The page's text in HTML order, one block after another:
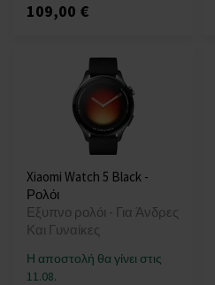
109,00 €
Xiaomi Watch 5 Black -
Ρολόι
Εξυπνο ρολόι - Για Άνδρες
Και Γυναίκες
Η αποστολή θα γίνει στις
11.08.